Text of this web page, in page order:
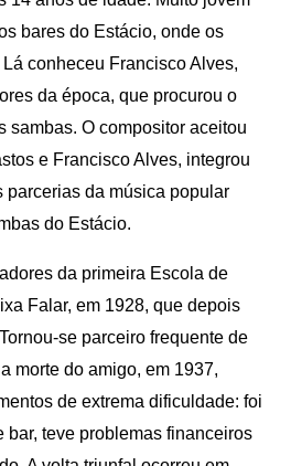
bares do Estácio, onde os
conheceu Francisco Alves,
da época, que procurou o
sambas. O compositor aceitou
e Francisco Alves, integrou
parcerias da música popular
do Estácio.
da primeira Escola de
Falar, em 1928, que depois
se parceiro frequente de
morte do amigo, em 1937,
de extrema dificuldade: foi
bar, teve problemas financeiros